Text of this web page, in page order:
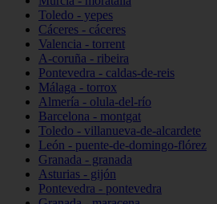
Toledo - yepes
Cáceres - cáceres
Valencia - torrent
A-coruña - ribeira
Pontevedra - caldas-de-reis
Málaga - torrox
Almería - olula-del-río
Barcelona - montgat
Toledo - villanueva-de-alcardete
León - puente-de-domingo-flórez
Granada - granada
Asturias - gijón
Pontevedra - pontevedra